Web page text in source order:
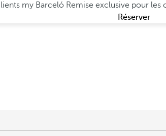
my Barceló Remise exclusive pour les
Réserver